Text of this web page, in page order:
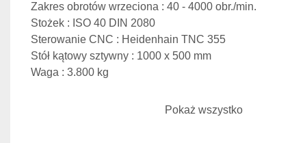
Zakres obrotów wrzeciona : 40 - 4000 obr./min.
Stożek : ISO 40 DIN 2080
Sterowanie CNC : Heidenhain TNC 355
Stół kątowy sztywny : 1000 x 500 mm
Waga : 3.800 kg
Pokaż wszystko